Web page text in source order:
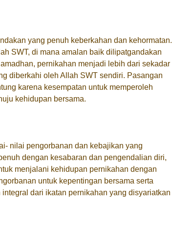
yang penuh keberkahan dan kehormatan.
SWT, di mana amalan baik dilipatgandakan
pernikahan menjadi lebih dari sekadar
diberkahi oleh Allah SWT sendiri. Pasangan
karena kesempatan untuk memperoleh
kehidupan bersama.
nilai pengorbanan dan kebajikan yang
dengan kesabaran dan pengendalian diri,
menjalani kehidupan pernikahan dengan
untuk kepentingan bersama serta
dari ikatan pernikahan yang disyariatkan